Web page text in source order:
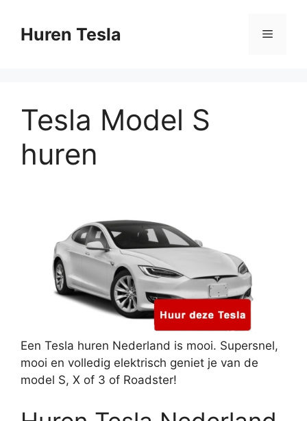
naarHuren Tesla Menu
Tesla Model S
huren
Een Tesla huren Nederland is mooi. Supersnel,
mooi en volledig elektrisch geniet je van de
model S, X of 3 of Roadster!